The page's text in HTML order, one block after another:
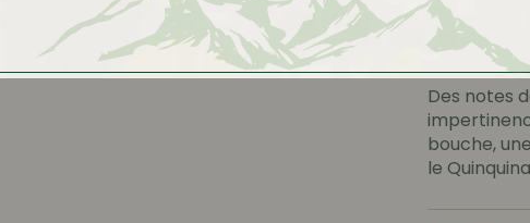
Nez
Note
Bouche
Des notes
bouche,
le